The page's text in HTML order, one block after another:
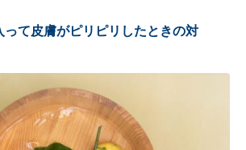
って皮膚がピリピリしたときの対